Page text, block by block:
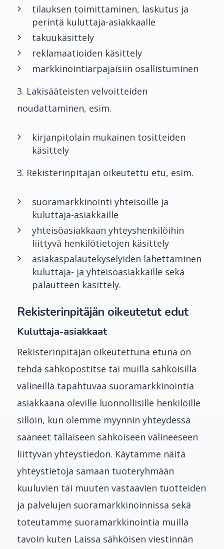
tilauksen toimittaminen, laskutus ja
perintä kuluttaja-asiakkaalle
takuukäsittely
reklamaatioiden käsittely
markkinointiarpajaisiin osallistuminen
3. Lakisääteisten velvoitteiden
noudattaminen, esim.
kirjanpitolain mukainen tositteiden
käsittely
3. Rekisterinpitäjän oikeutettu etu, esim.
suoramarkkinointi yhteisöille ja
kuluttaja-asiakkaille
yhteisöasiakkaan yhteyshenkilöihin
liittyvä henkilötietojen käsittely
asiakaspalautekyselyiden lähettäminen
kuluttaja- ja yhteisöasiakkaille sekä
palautteen käsittely.
Rekisterinpitäjän oikeutetut edut
Kuluttaja-asiakkaat
Rekisterinpitäjän oikeutettuna etuna on
tehdä sähköpostitse tai muilla sähköisillä
välineillä tapahtuvaa suoramarkkinointia
asiakkaana oleville luonnollisille henkilöille
silloin, kun olemme myynnin yhteydessä
saaneet tällaiseen sähköiseen välineeseen
liittyvän yhteystiedon. Käytämme näitä
yhteystietoja samaan tuoteryhmään
kuuluvien tai muuten vastaavien tuotteiden
ja palvelujen suoramarkkinoinnissa sekä
toteutamme suoramarkkinointia muilla
tavoin kuten Laissa sähköisen viestinnän